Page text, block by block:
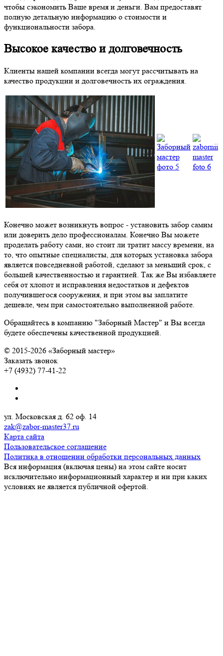
чтобы сэкономить Ваше время и деньги. Вам предоставят
полную детальную информацию о стоимости и
функциональности забора.
Высокое качество и долговечность
Клиенты нашей компании всегда могут рассчитывать на
качество продукции и долговечность их ограждения.
Конечно может возникнуть вопрос - установить забор самим
или доверить дело профессионалам. Конечно Вы можете
проделать работу сами, но стоит ли тратит массу времени, на
то, что опытные специалисты, для которых установка забора
является повседневной работой, сделают за меньший срок, с
большей качественностью и гарантией. Так же Вы избавляете
себя от хлопот и исправления недостатков и дефектов
получившегося сооружения, и при этом вы заплатите
дешевле, чем при самостоятельно выполненной работе.
Обращайтесь в компанию "Заборный Мастер" и Вы всегда
будете обеспечены качественной продукцией.
© 2015-2026 «Заборный мастер»
Заказать звонок
+7 (4932) 77-41-22
ул. Московская д. 62 оф. 14
zak@zabor-master37.ru
Карта сайта
Пользовательское соглашение
Политика в отношении обработки персональных данных
Вся информация (включая цены) на этом сайте носит
исключительно информационный характер и ни при каких
условиях не является публичной офертой.